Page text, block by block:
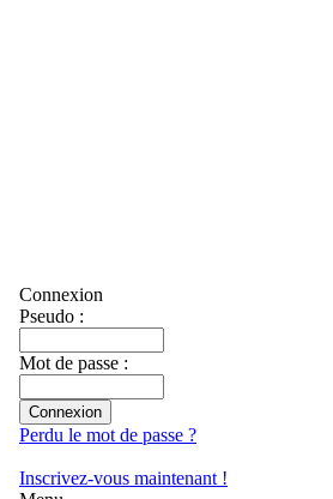
Connexion
Pseudo :
Mot de passe :
Perdu le mot de passe ?
Inscrivez-vous maintenant !